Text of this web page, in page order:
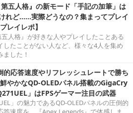
五人格』の新モード「手記の加筆」は
れど……実際どうなの？集まってプレイ
レイレポ】
五人格』が好きな人やプレイしたことある
したことがない人など、様々な4人を集め
した！
応答速度やリフレッシュレートで勝ち
やかなQD-OLEDパネル搭載のGigaCry
」はFPSゲーマー注目の武器
」の魅力であるQD-OLEDパネルの圧倒的